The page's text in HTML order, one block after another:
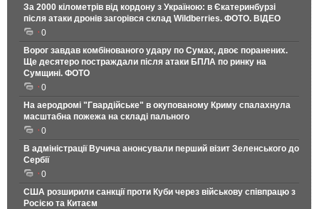
За 2000 кілометрів від кордону з Україною: в Єкатеринбурзі
після атаки дронів загорівся склад Wildberries. ФОТО. ВІДЕО
0
Ворог завдав комбінованого удару по Сумах, двоє поранених.
Ще десятеро постраждали після атаки БПЛА по ринку на
Сумщині. ФОТО
0
На аеродромі "Гвардійське" в окупованому Криму спалахнула
масштабна пожежа на складі пального
0
В адміністрації Вучича анонсували перший візит Зеленського до
Сербії
0
США розширили санкції проти Куби через військову співпрацю з
Росією та Китаєм